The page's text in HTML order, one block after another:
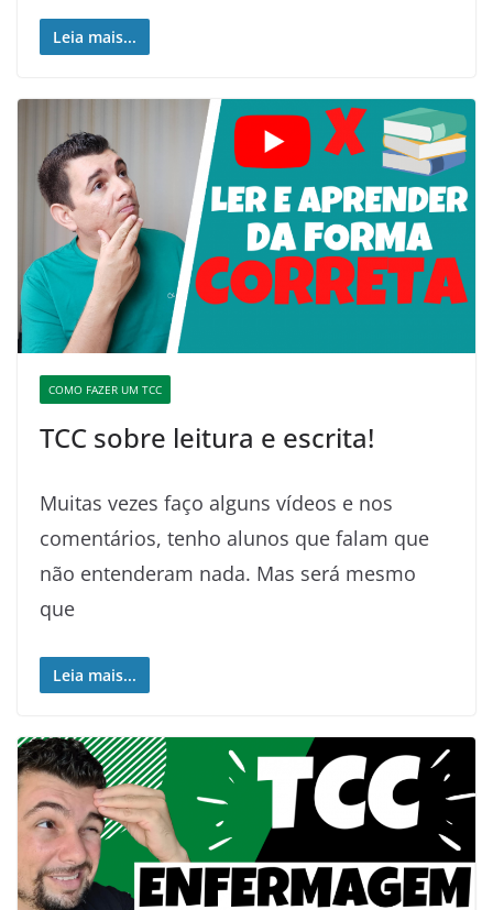
Leia mais...
COMO FAZER UM TCC
TCC sobre leitura e escrita!
Muitas vezes faço alguns vídeos e nos
comentários, tenho alunos que falam que
não entenderam nada. Mas será mesmo
que
Leia mais...